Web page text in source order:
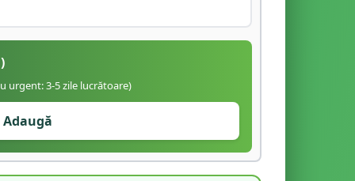
urgent: 3-5 zile lucrătoare)
Adaugă